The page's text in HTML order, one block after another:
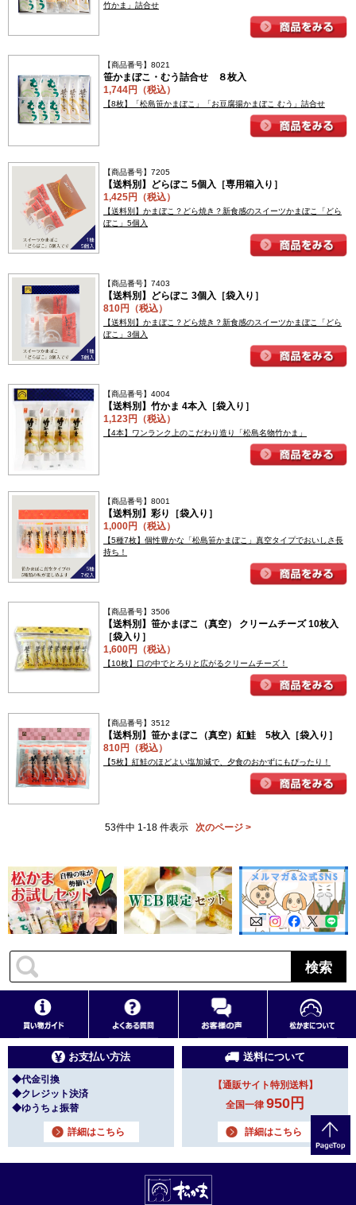
竹かま」詰合せ
【商品番号】8021
笹かまぼこ・むう詰合せ ８枚入
1,744円（税込）
【8枚】「松島笹かまぼこ」「お豆腐揚かまぼこ むう」詰合せ
【商品番号】7205
【送料別】どらぼこ 5個入［専用箱入り］
1,425円（税込）
【送料別】かまぼこ？どら焼き？新食感のスイーツかまぼこ「どら
ぼこ」5個入
【商品番号】7403
【送料別】どらぼこ 3個入［袋入り］
810円（税込）
【送料別】かまぼこ？どら焼き？新食感のスイーツかまぼこ「どら
ぼこ」3個入
【商品番号】4004
【送料別】竹かま 4本入［袋入り］
1,123円（税込）
【4本】ワンランク上のこだわり造り「松島名物竹かま」
【商品番号】8001
【送料別】彩り［袋入り］
1,000円（税込）
【5種7枚】個性豊かな「松島笹かまぼこ」真空タイプでおいしさ長
持ち！
【商品番号】3506
【送料別】笹かまぼこ（真空） クリームチーズ 10枚入
［袋入り］
1,600円（税込）
【10枚】口の中でとろりと広がるクリームチーズ！
【商品番号】3512
【送料別】笹かまぼこ（真空）紅鮭 5枚入［袋入り］
810円（税込）
【5枚】紅鮭のほどよい塩加減で、夕食のおかずにもぴったり！
53件中 1-18 件表示 次のページ >
検索
お支払い方法
◆代金引換
◆クレジット決済
◆ゆうちょ振替
詳細はこちら
送料について
【通販サイト特別送料】
全国一律 950円
詳細はこちら